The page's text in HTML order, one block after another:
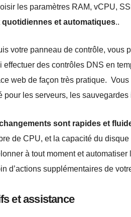
les paramètres RAM, vCPU,
quotidiennes et automatiques..
votre panneau de contrôle, vous
effectuer des contrôles DNS en
web de façon très pratique.
pour les serveurs, les
sont rapides et
de CPU, et la capacité du
à tout moment et
d’actions supplémentaires de
et assistance